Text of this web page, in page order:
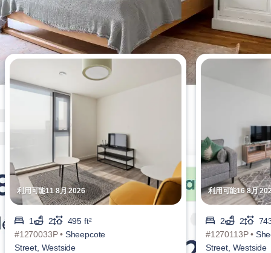
今週最も閲覧されたアパートメン
ト
利用可能11 8月 2026
1 2
495 ft²
#1270033P • Sheepcote
Street, Westside
利用可能16 8月
2 2
#1270113P •
Street, Westside